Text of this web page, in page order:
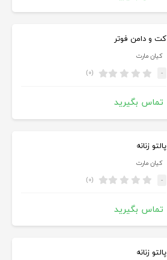
کت و دامن فوتر
کیان مارت
- (۰)
تماس بگیرید
پالتو زنانه
کیان مارت
- (۰)
تماس بگیرید
پالتو زنانه